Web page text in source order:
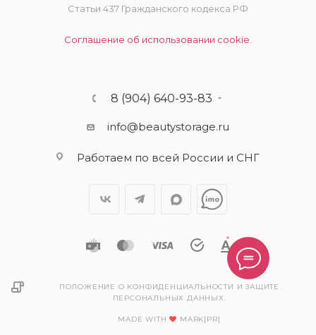
Статьи 437 Гражданского кодекса РФ
Соглашение об использовании cookie.
8 (904) 640-93-83
info@beautystorage.ru
Работаем по всей России и СНГ
ПОЛОЖЕНИЕ О КОНФИДЕНЦИАЛЬНОСТИ И ЗАЩИТЕ
ПЕРСОНАЛЬНЫХ ДАННЫХ.
MADE WITH MARK[PR]